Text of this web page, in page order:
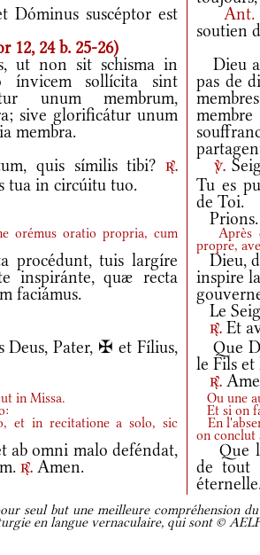
Dóminus suscéptor est
soutien
12, 24 b. 25-26)
ut non sit schisma in
ínvicem sollícita sint
unum membrum,
sive glorificátur unum
membra.
Dieu a
pas de
quis símilis tibi?r.
tua in circúitu tuo.
v.
Tu es
de Toi.
Prions.
orémus oratio propria, cum Après
propre,
procédunt, tuis largíre
inspiránte, quæ recta
faciámus.
Dieu,
inspire
Le
r. Et
Deus, Pater, ✠ et Fílius,
Que
le Fils et
r.
in Missa. Ou une
Et si on
et in recitatione a solo, sic En
on conclut
ab omni malo deféndat,
r. Amen.
Que le
de tout
seul but une meilleure compréhension
en langue vernaculaire, qui sont ©